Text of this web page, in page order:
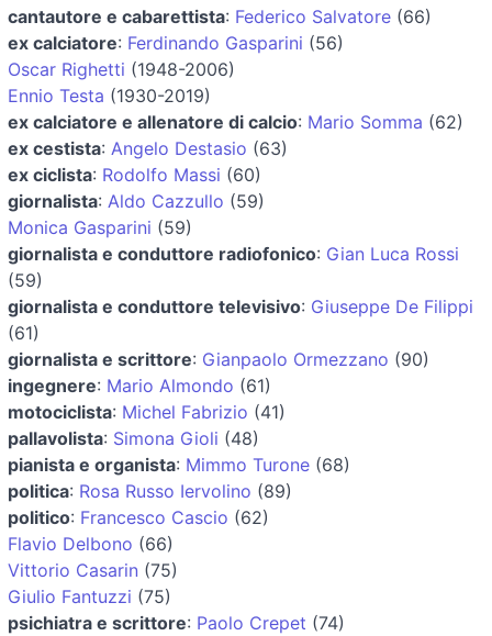
cantautore e cabarettista: Federico Salvatore (66)
ex calciatore: Ferdinando Gasparini (56)
Oscar Righetti (1948-2006)
Ennio Testa (1930-2019)
ex calciatore e allenatore di calcio: Mario Somma (62)
ex cestista: Angelo Destasio (63)
ex ciclista: Rodolfo Massi (60)
giornalista: Aldo Cazzullo (59)
Monica Gasparini (59)
giornalista e conduttore radiofonico: Gian Luca Rossi
(59)
giornalista e conduttore televisivo: Giuseppe De Filippi
(61)
giornalista e scrittore: Gianpaolo Ormezzano (90)
ingegnere: Mario Almondo (61)
motociclista: Michel Fabrizio (41)
pallavolista: Simona Gioli (48)
pianista e organista: Mimmo Turone (68)
politica: Rosa Russo Iervolino (89)
politico: Francesco Cascio (62)
Flavio Delbono (66)
Vittorio Casarin (75)
Giulio Fantuzzi (75)
psichiatra e scrittore: Paolo Crepet (74)